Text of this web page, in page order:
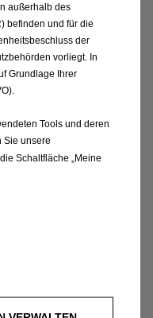
(je nach Fahrzeug)
Opel
außerhalb des
befinden und für die
der
vorliegt. In
Grundlage Ihrer
Tools und deren
Sie unsere
Schaltfläche „Meine